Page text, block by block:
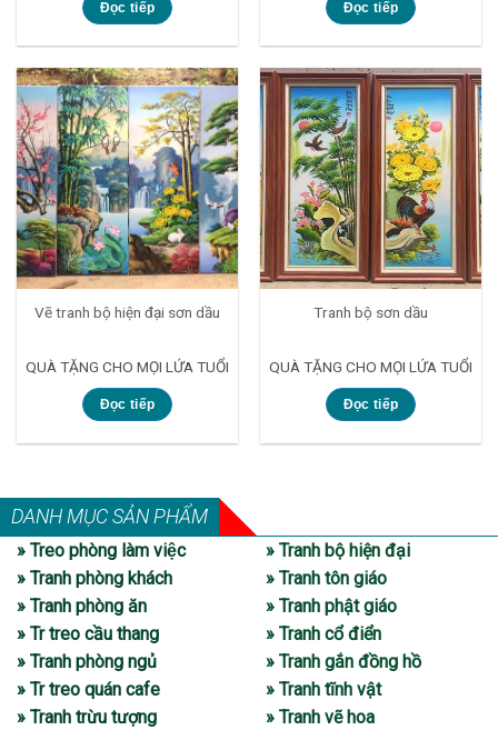
Đọc tiếp Đọc tiếp
Vẽ tranh bộ hiện đại sơn dầu
QUÀ TẶNG CHO MỌI LỨA TUỔI
Đọc tiếp
Tranh bộ sơn dầu
QUÀ TẶNG CHO MỌI LỨA TUỔI
Đọc tiếp
DANH MỤC SẢN PHẨM
» Treo phòng làm việc
» Tranh phòng khách
» Tranh phòng ăn
» Tr treo cầu thang
» Tranh phòng ngủ
» Tr treo quán cafe
» Tranh trừu tượng
» Tranh bộ hiện đại
» Tranh tôn giáo
» Tranh phật giáo
» Tranh cổ điển
» Tranh gắn đồng hồ
» Tranh tĩnh vật
» Tranh vẽ hoa